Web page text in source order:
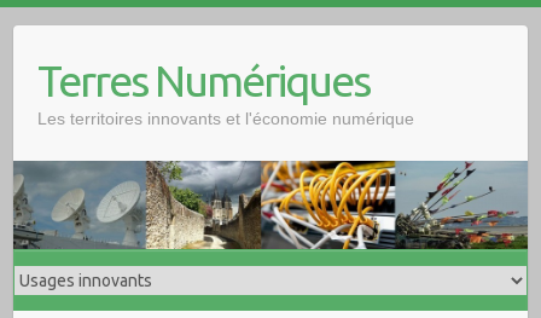
Terres Numériques
Les territoires innovants et l'économie numérique